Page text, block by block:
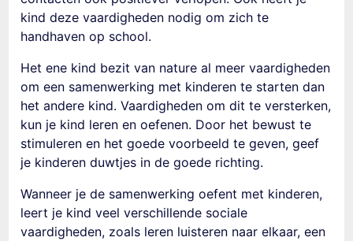
kind deze vaardigheden nodig om zich te
handhaven op school.
Het ene kind bezit van nature al meer vaardigheden
om een samenwerking met kinderen te starten dan
het andere kind. Vaardigheden om dit te versterken,
kun je kind leren en oefenen. Door het bewust te
stimuleren en het goede voorbeeld te geven, geef
je kinderen duwtjes in de goede richting.
Wanneer je de samenwerking oefent met kinderen,
leert je kind veel verschillende sociale
vaardigheden, zoals leren luisteren naar elkaar, een